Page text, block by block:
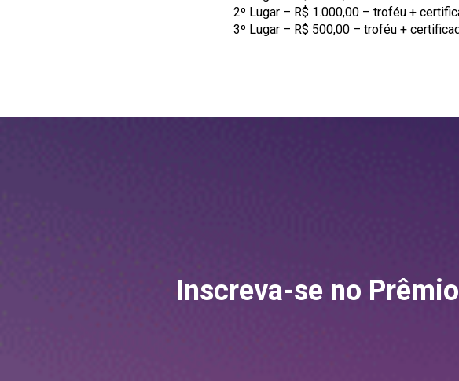
2º Lugar – R$ 1.000,00 – troféu +
3º Lugar – R$ 500,00 – troféu +
Inscreva-se no